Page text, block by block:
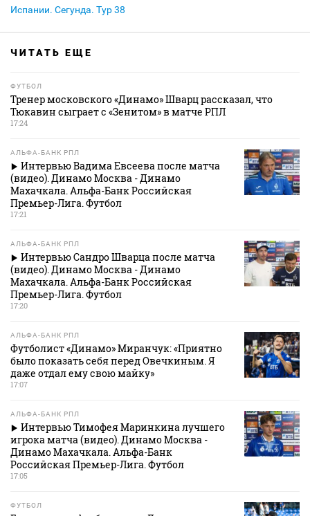
Испании. Сегунда. Тур 38
ЧИТАТЬ ЕЩЕ
ФУТБОЛ
Тренер московского «Динамо» Шварц рассказал, что
Тюкавин сыграет с «Зенитом» в матче РПЛ
17:24
АЛЬФА-БАНК РПЛ
Интервью Вадима Евсеева после матча
(видео). Динамо Москва - Динамо
Махачкала. Альфа-Банк Российская
Премьер-Лига. Футбол
17:21
АЛЬФА-БАНК РПЛ
Интервью Сандро Шварца после матча
(видео). Динамо Москва - Динамо
Махачкала. Альфа-Банк Российская
Премьер-Лига. Футбол
17:20
АЛЬФА-БАНК РПЛ
Футболист «Динамо» Миранчук: «Приятно
было показать себя перед Овечкиным. Я
даже отдал ему свою майку»
17:07
АЛЬФА-БАНК РПЛ
Интервью Тимофея Маринкина лучшего
игрока матча (видео). Динамо Москва -
Динамо Махачкала. Альфа-Банк
Российская Премьер-Лига. Футбол
17:05
ФУТБОЛ